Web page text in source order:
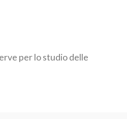
per lo studio delle